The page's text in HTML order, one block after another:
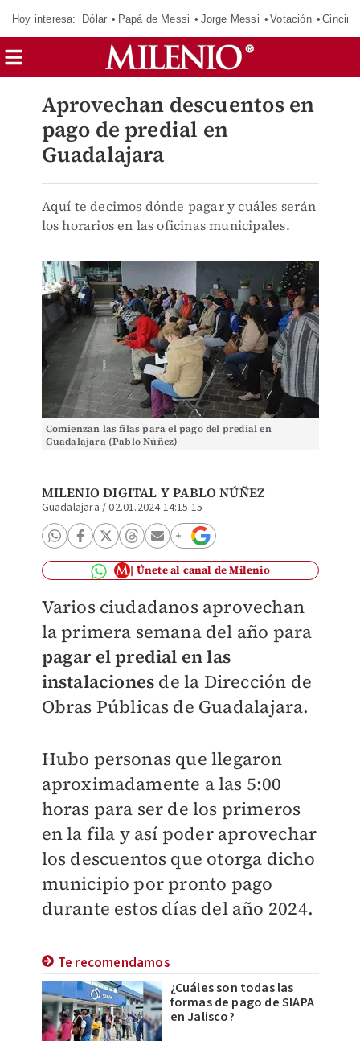
Hoy interesa: Dólar Papá de Messi Jorge Messi Votación
Aprovechan descuentos en
pago de predial en
Guadalajara
Aquí te decimos dónde pagar y cuáles serán
los horarios en las oficinas municipales.
Comienzan las filas para el pago del predial en
Guadalajara (Pablo Núñez)
MILENIO DIGITAL Y PABLO NÚÑEZ
Guadalajara /02.01.2024 14:15:15
Únete al canal de Milenio
Varios ciudadanos aprovechan
la primera semana del año para
pagar el predial en las
instalaciones de la Dirección de
Obras Públicas de Guadalajara.
Hubo personas que llegaron
aproximadamente a las 5:00
horas para ser de los primeros
en la fila y así poder aprovechar
los descuentos que otorga dicho
municipio por pronto pago
durante estos días del año 2024.
Te recomendamos
¿Cuáles son todas las
formas de pago de SIAPA
en Jalisco?